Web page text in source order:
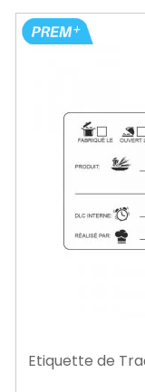
Etiquette de